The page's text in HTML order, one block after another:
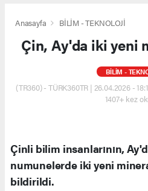
Anasayfa BİLİM - TEKNOLOJİ
Çin, Ay'da iki yeni
BİLİM -
(TR360) - TÜRK360TR | 26.04.2026 -
1407+ kez
Çinli bilim insanlarının,
numunelerde iki yeni
bildirildi.